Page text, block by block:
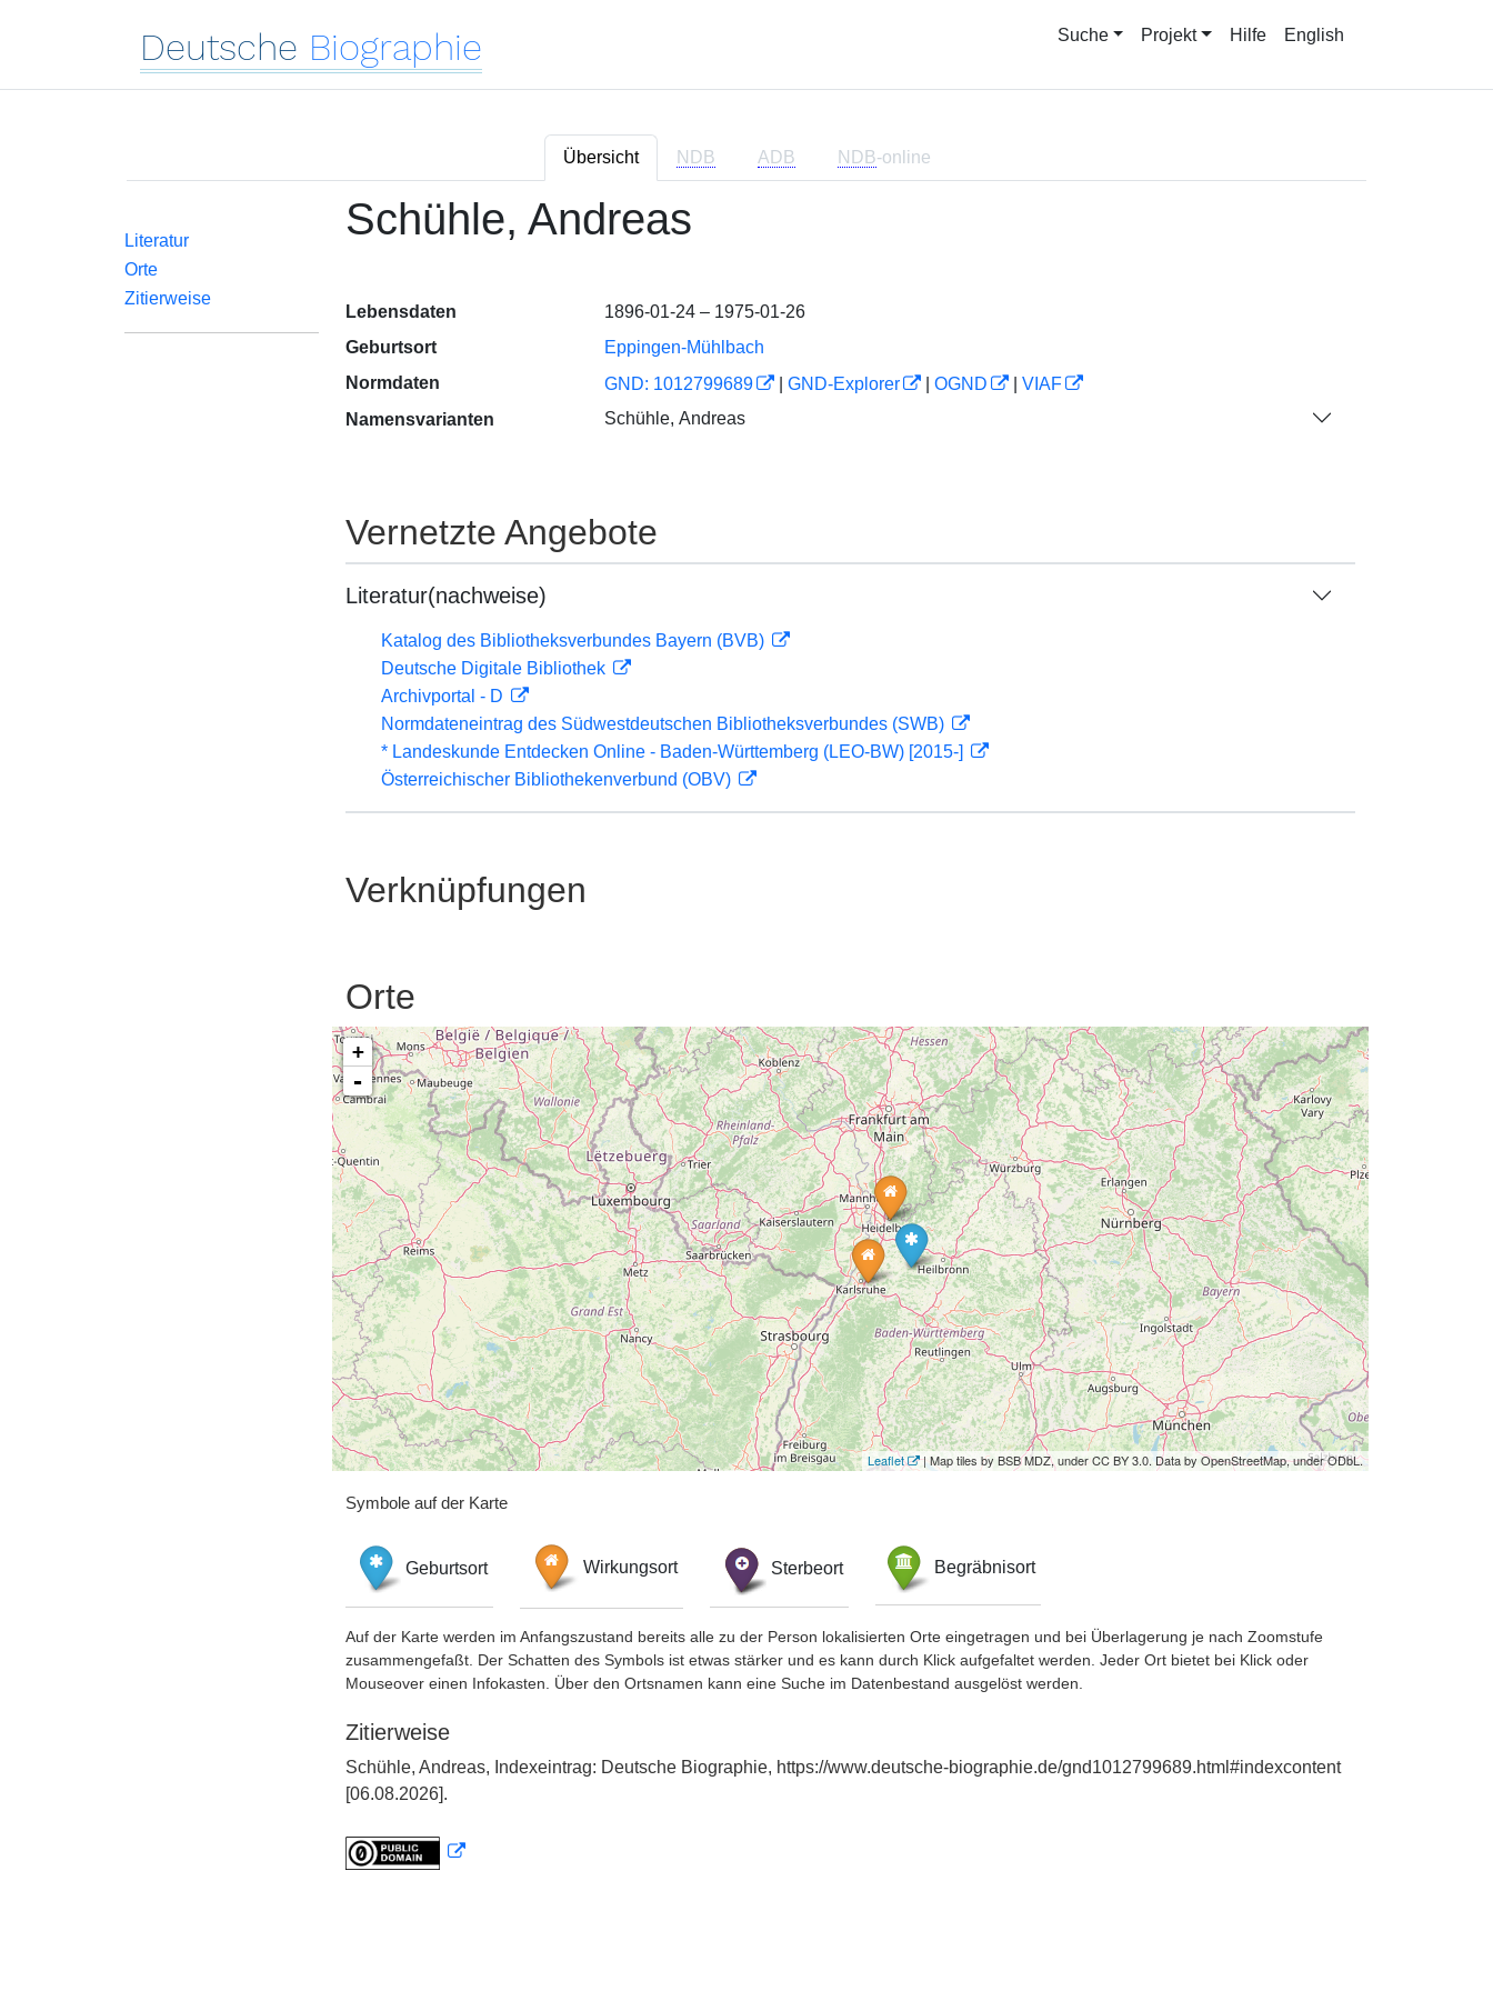
Deutsche Biographie Suche Projekt Hilfe English
Übersicht NDB ADB NDB-online
Literatur
Orte
Zitierweise
Schühle, Andreas
Lebensdaten
1896-01-24 – 1975-01-26
Geburtsort
Eppingen-Mühlbach
Normdaten
GND: 1012799689 GND-Explorer OGND
VIAF
Namensvarianten
Schühle, Andreas
Vernetzte Angebote
Literatur(nachweise)
Katalog des Bibliotheksverbundes Bayern (BVB)
Deutsche Digitale Bibliothek
Archivportal - D
Normdateneintrag des Südwestdeutschen Bibliotheksverbundes (SWB)
* Landeskunde Entdecken Online - Baden-Württemberg (LEO-BW) [2015-]
Österreichischer Bibliothekenverbund (OBV)
Verknüpfungen
Orte
+
-
Leaflet | Map tiles by BSB MDZ, under CC BY 3.0. Data by OpenStreetMap, under ODbL.
Symbole auf der Karte
Geburtsort Wirkungsort Sterbeort Begräbnisort
Auf der Karte werden im Anfangszustand bereits alle zu der Person lokalisierten Orte eingetragen und bei Überlagerung je nach Zoomstufe
zusammengefaßt. Der Schatten des Symbols ist etwas stärker und es kann durch Klick aufgefaltet werden. Jeder Ort bietet bei Klick oder
Mouseover einen Infokasten. Über den Ortsnamen kann eine Suche im Datenbestand ausgelöst werden.
Zitierweise
Schühle, Andreas, Indexeintrag: Deutsche Biographie, https://www.deutsche-biographie.de/gnd1012799689.html#indexcontent
[06.08.2026].